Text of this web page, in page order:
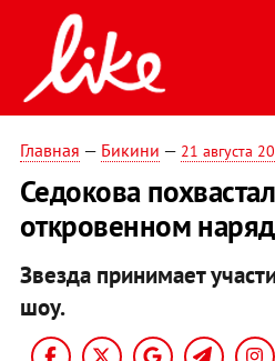
Главная — Бикини — 21 августа
Седокова
откровенном
Звезда принимает
шоу.